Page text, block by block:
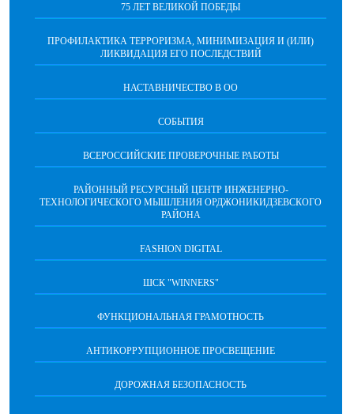
75 ЛЕТ ВЕЛИКОЙ ПОБЕДЫ
ПРОФИЛАКТИКА ТЕРРОРИЗМА, МИНИМИЗАЦИЯ И (ИЛИ)
ЛИКВИДАЦИЯ ЕГО ПОСЛЕДСТВИЙ
НАСТАВНИЧЕСТВО В ОО
СОБЫТИЯ
ВСЕРОССИЙСКИЕ ПРОВЕРОЧНЫЕ РАБОТЫ
РАЙОННЫЙ РЕСУРСНЫЙ ЦЕНТР ИНЖЕНЕРНО-
ТЕХНОЛОГИЧЕСКОГО МЫШЛЕНИЯ ОРДЖОНИКИДЗЕВСКОГО
РАЙОНА
FASHION DIGITAL
ШСК "WINNERS"
ФУНКЦИОНАЛЬНАЯ ГРАМОТНОСТЬ
АНТИКОРРУПЦИОННОЕ ПРОСВЕЩЕНИЕ
ДОРОЖНАЯ БЕЗОПАСНОСТЬ